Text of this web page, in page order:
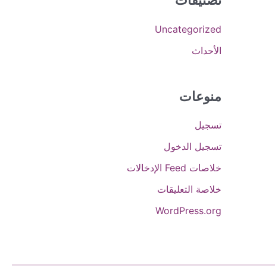
Uncategorized
الأحداث
منوعات
تسجيل
تسجيل الدخول
خلاصات Feed الإدخالات
خلاصة التعليقات
WordPress.org